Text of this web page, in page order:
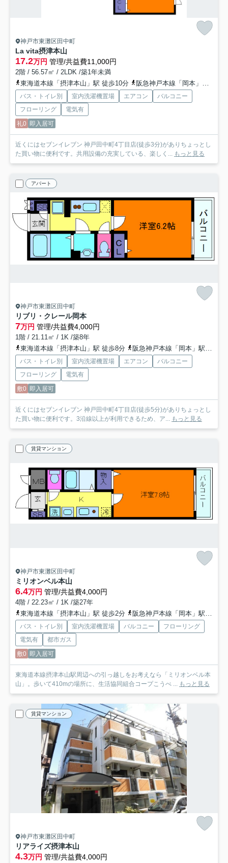
神戸市東灘区田中町
La vita摂津本山
17.2万円 管理/共益費11,000円
2階 / 56.57㎡ / 2LDK /築1年未満
東海道本線「摂津本山」駅 徒歩10分
阪急神戸本線「岡本」駅 徒歩15分
バス・トイレ別 室内洗濯機置場 エアコン
バルコニー
フローリング
電気有
礼0 即入居可
近くにはセブンイレブン 神戸田中町4丁目店(徒歩3分)がありちょっとし
た買い物に便利です。共用設備の充実している、楽しく... もっと見る
アパート
神戸市東灘区田中町
リブリ・クレール岡本
7万円 管理/共益費4,000円
1階 / 21.11㎡ / 1K /築8年
東海道本線「摂津本山」駅 徒歩8分
阪急神戸本線「岡本」駅 徒歩14分
バス・トイレ別 室内洗濯機置場 エアコン
バルコニー
フローリング
電気有
敷0 即入居可
近くにはセブンイレブン 神戸田中町4丁目店(徒歩5分)がありちょっとし
た買い物に便利です。3沿線以上が利用できるため、ア... もっと見る
賃貸マンション
神戸市東灘区田中町
ミリオンベル本山
6.4万円 管理/共益費4,000円
4階 / 22.23㎡ / 1K /築27年
東海道本線「摂津本山」駅 徒歩2分
阪急神戸本線「岡本」駅 徒歩9分
バス・トイレ別 室内洗濯機置場 バルコニー
フローリング
電気有
都市ガス
敷0 即入居可
東海道本線摂津本山駅周辺への引っ越しをお考えなら「ミリオンベル本
山」。歩いて410mの場所に、生活協同組合コープこうべ ... もっと見る
賃貸マンション
神戸市東灘区田中町
リアライズ摂津本山
4.3万円 管理/共益費4,000円